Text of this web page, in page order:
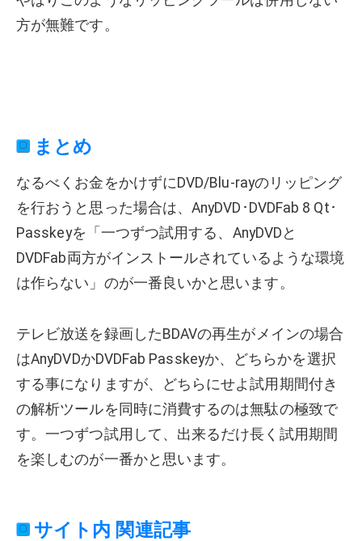
方が無難です。
まとめ
なるべくお金をかけずにDVD/Blu-rayのリッピング
を行おうと思った場合は、AnyDVD･DVDFab 8 Qt･
Passkeyを「一つずつ試用する、AnyDVDと
DVDFab両方がインストールされているような環境
は作らない」のが一番良いかと思います。
テレビ放送を録画したBDAVの再生がメインの場合
はAnyDVDかDVDFab Passkeyか、どちらかを選択
する事になりますが、どちらにせよ試用期間付き
の解析ツールを同時に消費するのは無駄の極致で
す。一つずつ試用して、出来るだけ長く試用期間
を楽しむのが一番かと思います。
サイト内 関連記事